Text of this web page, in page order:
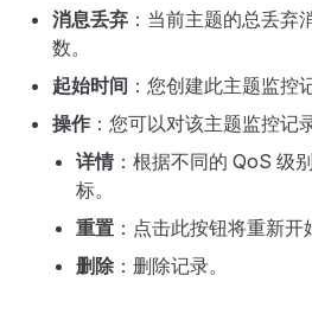
消息丢弃 ：当前主题的总丢弃
数。
起始时间 ：您创建此主题监控
操作 ：您可以对该主题监控记
详情：根据不同的 QoS 级
标。
重置 ：点击此按钮将重新开
删除 ：删除记录。